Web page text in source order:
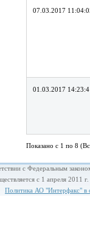
07.03.2017
01.03.2017
Показано с 1 по 8
с Федеральным
с 1 апреля
Политика АО "Интерфакс" в